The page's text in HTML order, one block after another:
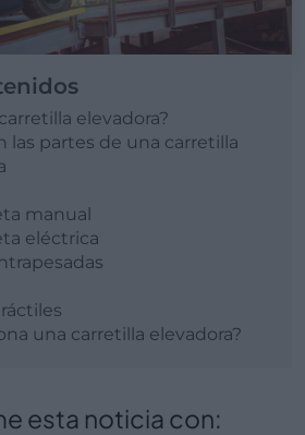
elevadora?
las partes de una carretilla
manual
eléctrica
una carretilla elevadora?
esta noticia con: